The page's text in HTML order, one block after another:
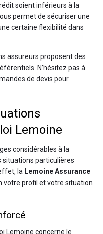
soient inférieurs à la
permet de sécuriser une
certaine flexibilité dans
assureurs proposent des
N’hésitez pas à
de devis pour
Lemoine
considérables à la
particulières
la Lemoine Assurance
votre profil et votre situation
Lemoine concerne le